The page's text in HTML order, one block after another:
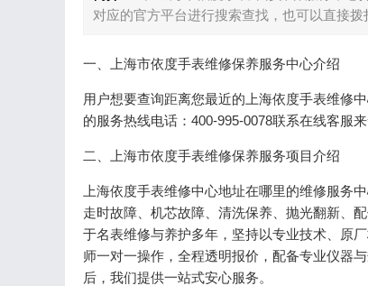
对应的官方平台进行搜索查找，也可以直接
一、上海市依度手表维修保养服务中心介绍
用户想要查询距离您最近的上海依度手表维修
的服务热线电话：400-995-0078联系在线客服
二、上海市依度手表维修保养服务项目介绍
上海依度手表维修中心地址在哪里的维修服务
走时故障、机芯故障、清洗保养、抛光翻新、
于名表维修与养护多年，坚持以专业技术、原
师一对一操作，全程透明报价，配备专业仪器
后，我们提供一站式安心服务。